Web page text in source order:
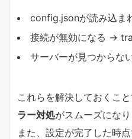
config.jsonが読み込ま
接続が無効になる →
サーバーが見つからな
これらを解決しておくこ
ラー対処がスムーズになり
また、設定が完了した時